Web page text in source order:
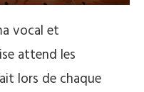
vocal et
attend les
lors de chaque